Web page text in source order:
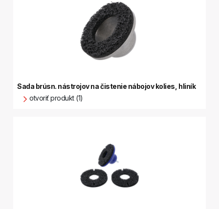
Sada brúsn. nástrojov na čistenie nábojov kolies, hliník
otvoriť produkt (1)